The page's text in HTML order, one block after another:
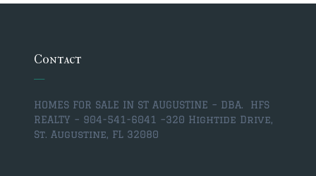
Contact
HOMES FOR SALE IN ST AUGUSTINE – DBA. HFS
REALTY – 904-541-6041 –320 Hightide Drive,
St. Augustine, FL 32080